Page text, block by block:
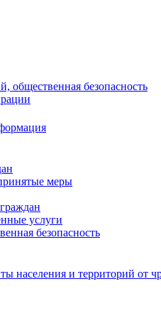
общественная безопасность
меры
услуги
безопасность
населения и территорий от